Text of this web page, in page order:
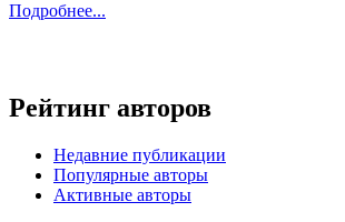
Подробнее...
Рейтинг авторов
Недавние публикации
Популярные авторы
Активные авторы